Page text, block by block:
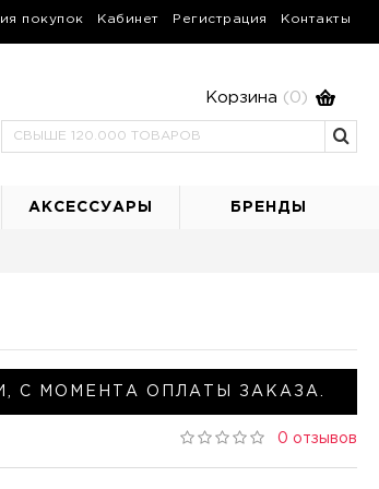
покупок Кабинет Регистрация Контакты
Корзина (0)
АКСЕССУАРЫ БРЕНДЫ
С МОМЕНТА ОПЛАТЫ ЗАКАЗА.
0 отзывов